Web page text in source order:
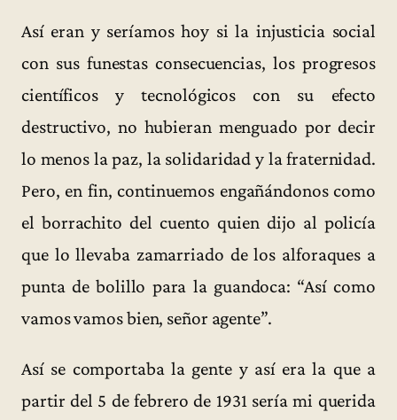
Así eran y seríamos hoy si la injusticia social
con sus funestas consecuencias, los progresos
científicos y tecnológicos con su efecto
destructivo, no hubieran menguado por decir
lo menos la paz, la solidaridad y la fraternidad.
Pero, en fin, continuemos engañándonos como
el borrachito del cuento quien dijo al policía
que lo llevaba zamarriado de los alforaques a
punta de bolillo para la guandoca: “Así como
vamos vamos bien, señor agente”.
Así se comportaba la gente y así era la que a
partir del 5 de febrero de 1931 sería mi querida